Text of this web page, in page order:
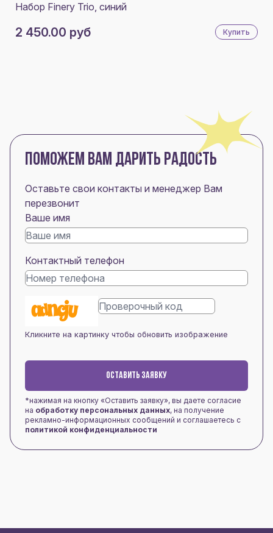
Набор Finery Trio, синий
2 450.00 руб Купить
ПОМОЖЕМ ВАМ ДАРИТЬ РАДОСТЬ
Оставьте свои контакты и менеджер Вам
перезвонит
Ваше имя
Контактный телефон
Кликните на картинку чтобы обновить изображение
ОСТАВИТЬ ЗАЯВКУ
*нажимая на кнопку «Оставить заявку», вы даете согласие
на обработку персональных данных, на получение
рекламно-информационных сообщений и соглашаетесь с
политикой конфиденциальности